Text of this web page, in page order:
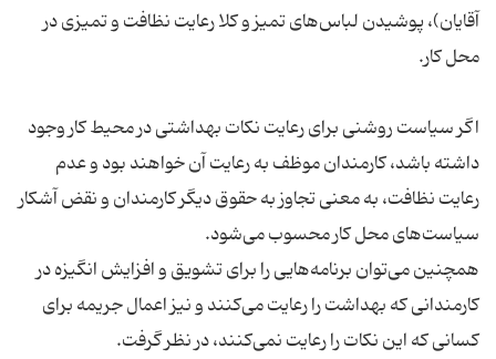
آقایان)، پوشیدن لباس‌های تمیز و کلا رعایت نظافت و تمیزی در
اگر سیاست روشنی برای رعایت نکات بهداشتی در محیط کار وجود
داشته باشد، کارمندان موظف به رعایت آن خواهند بود و عدم
رعایت نظافت، به معنی تجاوز به حقوق دیگر کارمندان و نقض آشکار
همچنین می‌توان برنامه‌هایی را برای تشویق و افزایش انگیزه در
کارمندانی که بهداشت را رعایت می‌کنند و نیز اعمال جریمه برای